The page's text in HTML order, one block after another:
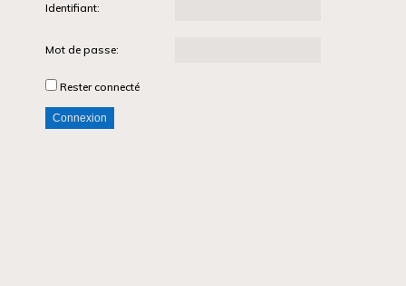
Identifiant:
Mot de passe:
Rester connecté
Connexion